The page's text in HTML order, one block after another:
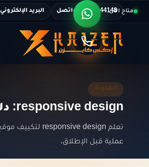
اتصل+201116344148 البريد الإلكتروني متاح الآن
المدونة
responsive design: دليل تكييف مواقع HTML للهاتف
عملية قبل الإطلاق.